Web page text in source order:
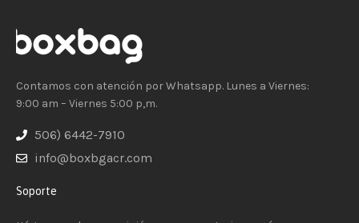
Contamos con atención por Whatsapp. Lunes a Viernes:
9:00 am – Viernes 5:00 p,m.
506) 6442-7910
info@boxbgacr.com
Soporte